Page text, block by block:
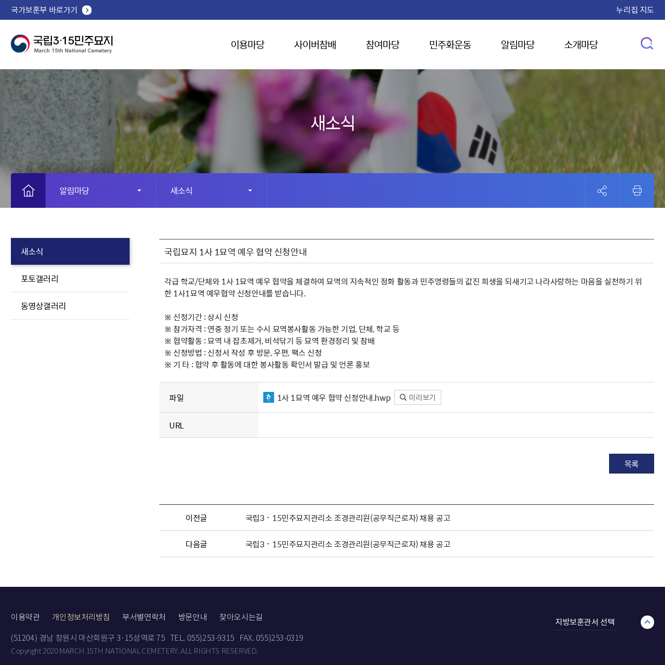
국가보훈부 바로가기 누리집 지도
이용마당 사이버참배 참여마당 민주화운동 알림마당 소개마당
새소식
알림마당 새소식
새소식
포토갤러리
동영상갤러리
국립묘지 1사 1묘역 예우 협약 신청안내
각급 학교/단체와 1사 1묘역 예우 협약을 체결하여 묘역의 지속적인 정화 활동과 민주영령들의 값진 희생을 되새기고 나라사랑하는 마음을 실천하기 위
한 1사1묘역 예우협약 신청안내를 받습니다.
※ 신청기간 : 상시 신청
※ 참가자격 : 연중 정기 또는 수시 묘역봉사활동 가능한 기업, 단체, 학교 등
※ 협약활동 : 묘역 내 잡초제거, 비석닦기 등 묘역 환경정리 및 참배
※ 신청방법 : 신청서 작성 후 방문, 우편, 팩스 신청
※ 기 타 : 협약 후 활동에 대한 봉사활동 확인서 발급 및 언론 홍보
파일 1사 1묘역 예우 협약 신청안내.hwp 미리보기
URL
목록
이전글 국립3˙15민주묘지관리소 조경관리원(공무직근로자) 채용 공고
다음글 국립3˙15민주묘지관리소 조경관리원(공무직근로자) 채용 공고
이용약관 개인정보처리방침 부서별연락처 방문안내 찾아오시는길
(51204) 경남 창원시 마산회원구 3·15성역로 75 TEL. 055)253-9315
FAX. 055)253-0319
Copyright 2020 MARCH 15TH NATIONAL CEMETERY. ALL RIGHTS RESERVED.
지방보훈관서 선택